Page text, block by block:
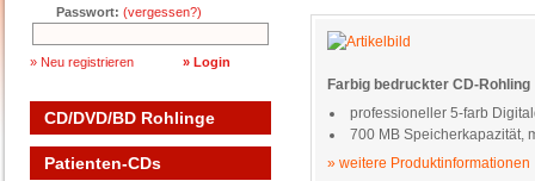
Passwort: (vergessen?)
» Neu registrieren
CD/DVD/BD Rohlinge
Patienten-CDs
Farbig bedruckter CD-Rohling
professioneller 5-farb
700 MB Speicherkapazität,
» weitere Produktinformationen